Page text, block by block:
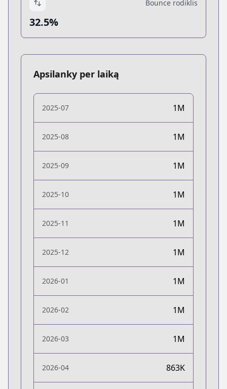
Bounce rodiklis
32.5%
Apsilanky per laiką
2025-07 1M
2025-08 1M
2025-09 1M
2025-10 1M
2025-11 1M
2025-12 1M
2026-01 1M
2026-02 1M
2026-03 1M
2026-04 863K